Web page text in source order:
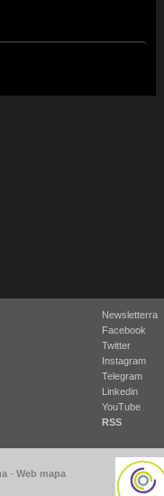
Newsletterra
Facebook
Twitter
Instagram
Telegram
Linkedin
YouTube
RSS
- Web mapa